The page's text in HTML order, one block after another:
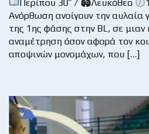
Περίπου 30″ / 🏟Λευκόθεο
Ανόρθωση ανοίγουν την αυλαία
της 1ης φάσης στην BL, σε
αναμέτρηση όσον αφορά τον
αποψινών μονομάχων, που […]